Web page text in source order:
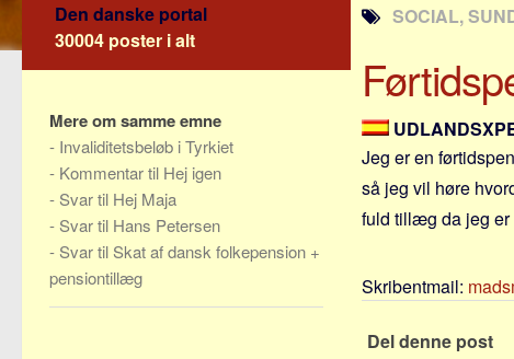
SOCIAL,
Jeg er en
så jeg vil høre
fuld tillæg da jeg er
Skribentmail:
Del denne post
Den danske portal
30004 poster i alt
Mere om samme emne
- Invaliditetsbeløb i Tyrkiet
- Kommentar til Hej igen
- Svar til Hej Maja
- Svar til Hans Petersen
- Svar til Skat af dansk folkepension +
pensiontillæg